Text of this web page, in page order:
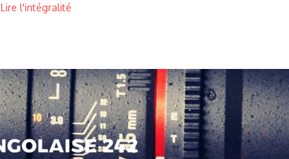
Lire l'intégralité